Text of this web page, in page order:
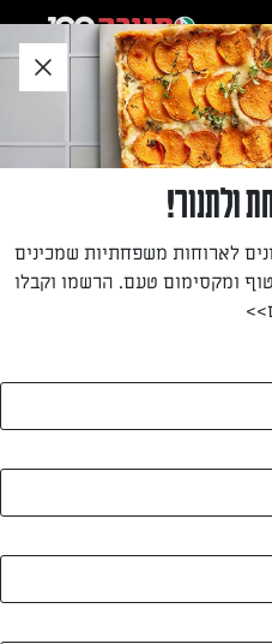
לירית בוצ'קובסקי
ולתנור!
לארוחות משפחתיות שמכינים
ומקסימום טעם. הרשמו וקבלו